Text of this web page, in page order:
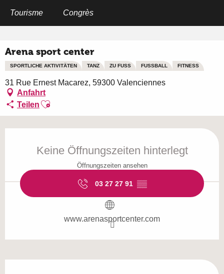
Tourisme Congrès
Arena sport center
SPORTLICHE AKTIVITÄTEN TANZ ZU FUSS FUSSBALL FITNESS
31 Rue Ernest Macarez, 59300 Valenciennes
Anfahrt
Teilen Ajouter aux favoris
Keine Öffnungszeiten hinterlegt
Öffnungszeiten ansehen
03 27 27 91 ▒▒
www.arenasportcenter.com